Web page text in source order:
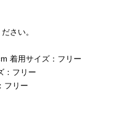
さい。
着用サイズ：フリー
：フリー
フリー